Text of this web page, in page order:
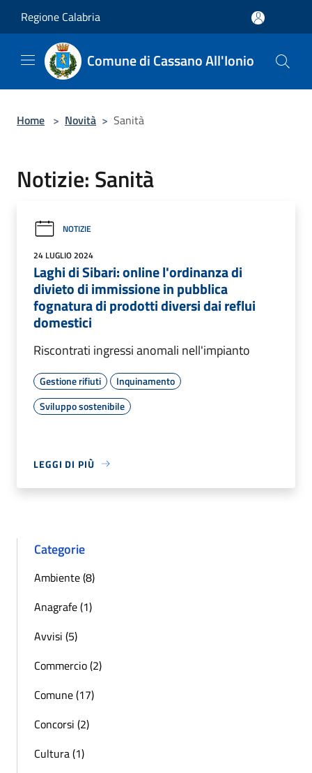
Regione Calabria
Comune di Cassano All'Ionio
Home > Novità > Sanità
Notizie: Sanità
NOTIZIE
24 LUGLIO 2024
Laghi di Sibari: online l'ordinanza di
divieto di immissione in pubblica
fognatura di prodotti diversi dai reflui
domestici
Riscontrati ingressi anomali nell'impianto
Gestione rifiuti
Inquinamento
Sviluppo sostenibile
LEGGI DI PIÙ
Categorie
Ambiente (8)
Anagrafe (1)
Avvisi (5)
Commercio (2)
Comune (17)
Concorsi (2)
Cultura (1)